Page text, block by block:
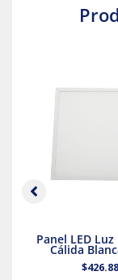
Panel LED
Cálida
$426.88